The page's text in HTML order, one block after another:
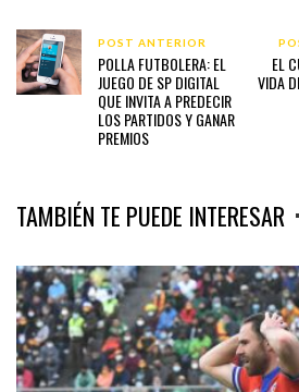
POST ANTERIOR
POLLA FUTBOLERA: EL
JUEGO DE SP DIGITAL
QUE INVITA A PREDECIR
LOS PARTIDOS Y GANAR
PREMIOS
EL
VIDA
TAMBIÉN TE PUEDE INTERESAR